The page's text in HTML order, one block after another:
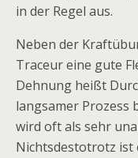
in der Regel aus.
Neben der
Traceur eine gute
Dehnung heißt
langsamer Prozess
wird oft als sehr
Nichtsdestotrotz ist